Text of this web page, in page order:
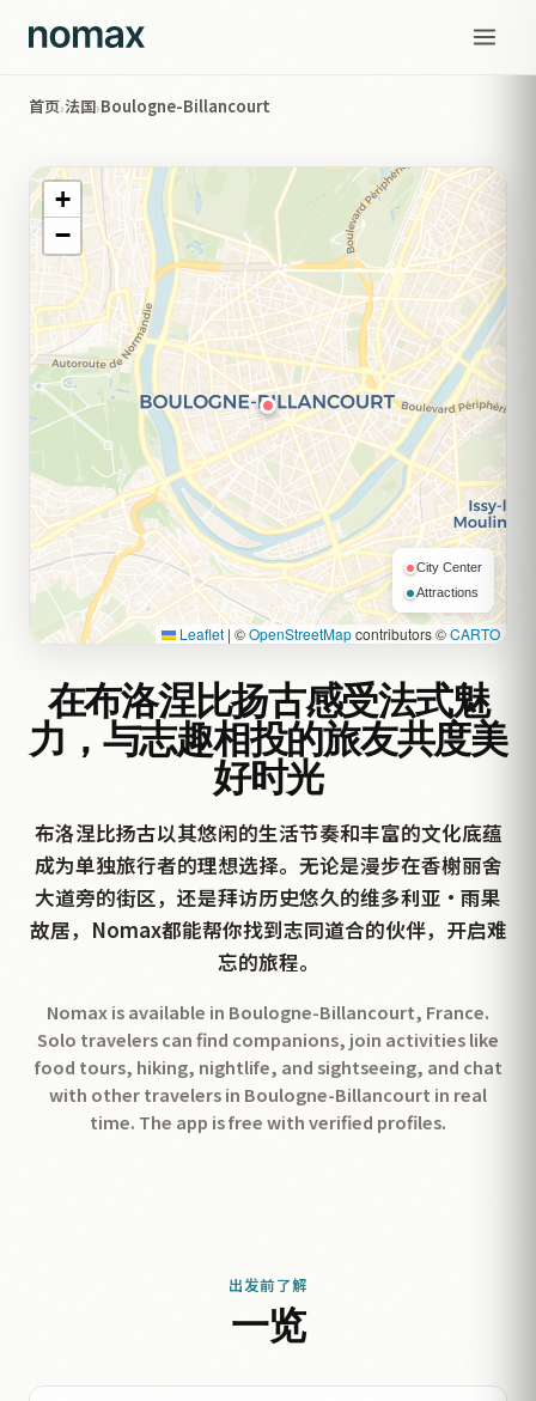
首页›法国›Boulogne-Billancourt
在布洛涅比扬古感受法式魅
力，与志趣相投的旅友共度美
好时光
布洛涅比扬古以其悠闲的生活节奏和丰富的文化底蕴
成为单独旅行者的理想选择。无论是漫步在香榭丽舍
大道旁的街区，还是拜访历史悠久的维多利亚·雨果
故居，Nomax都能帮你找到志同道合的伙伴，开启难
忘的旅程。
Nomax is available in Boulogne-Billancourt, France.
Solo travelers can find companions, join activities like
food tours, hiking, nightlife, and sightseeing, and chat
with other travelers in Boulogne-Billancourt in real
time. The app is free with verified profiles.
+
−
City Center
Attractions
Leaflet | ©OpenStreetMapcontributors ©CARTO
出发前了解
一览